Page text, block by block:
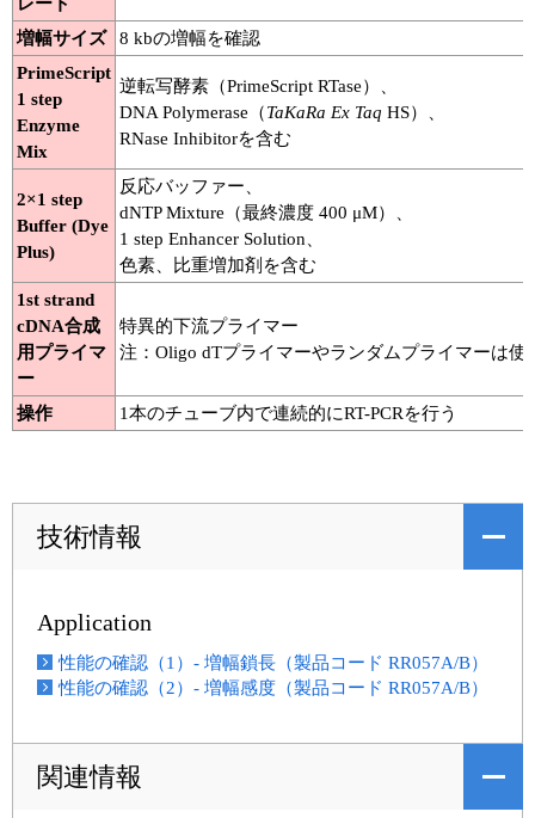
増幅サイズ
8 kbの増幅を確認
PrimeScript
1 step
Enzyme
Mix
逆転写酵素（PrimeScript RTase）、
DNA Polymerase（TaKaRa Ex Taq HS）、
RNase Inhibitorを含む
2×1 step
Buffer (Dye
Plus)
反応バッファー、
dNTP Mixture（最終濃度 400 μM）、
1 step Enhancer Solution、
色素、比重増加剤を含む
1st strand
cDNA合成
用プライマ
ー
特異的下流プライマー
注：Oligo dTプライマーやランダムプライマーは使
操作 1本のチューブ内で連続的にRT-PCRを行う
技術情報
Application
性能の確認（1）- 増幅鎖長（製品コード RR057A/B）
性能の確認（2）- 増幅感度（製品コード RR057A/B）
関連情報